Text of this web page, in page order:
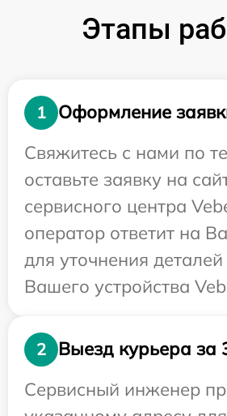
Этапы
1
Оформление
Свяжитесь с нами по
оставьте заявку на
сервисного центра
оператор ответит на
для уточнения
Вашего устройства
2
Выезд курьера за
Сервисный инженер